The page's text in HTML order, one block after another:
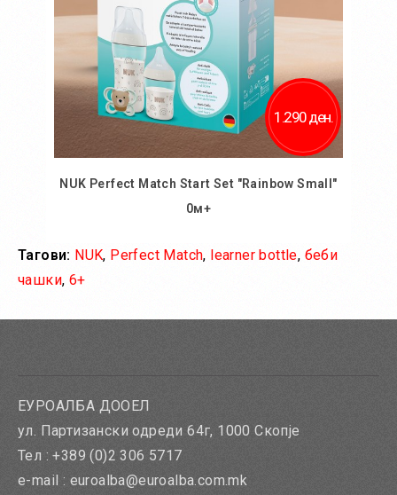
1.290 ден.
NUK Perfect Match Start Set "Rainbow Small"
0м+
Во кошничка
Тагови: NUK, Perfect Match, learner bottle, беби
чашки, 6+
ЕУРОАЛБА ДООЕЛ
ул. Партизански одреди 64г, 1000 Скопје
Тел : +389 (0)2 306 5717
e-mail : euroalba@euroalba.com.mk